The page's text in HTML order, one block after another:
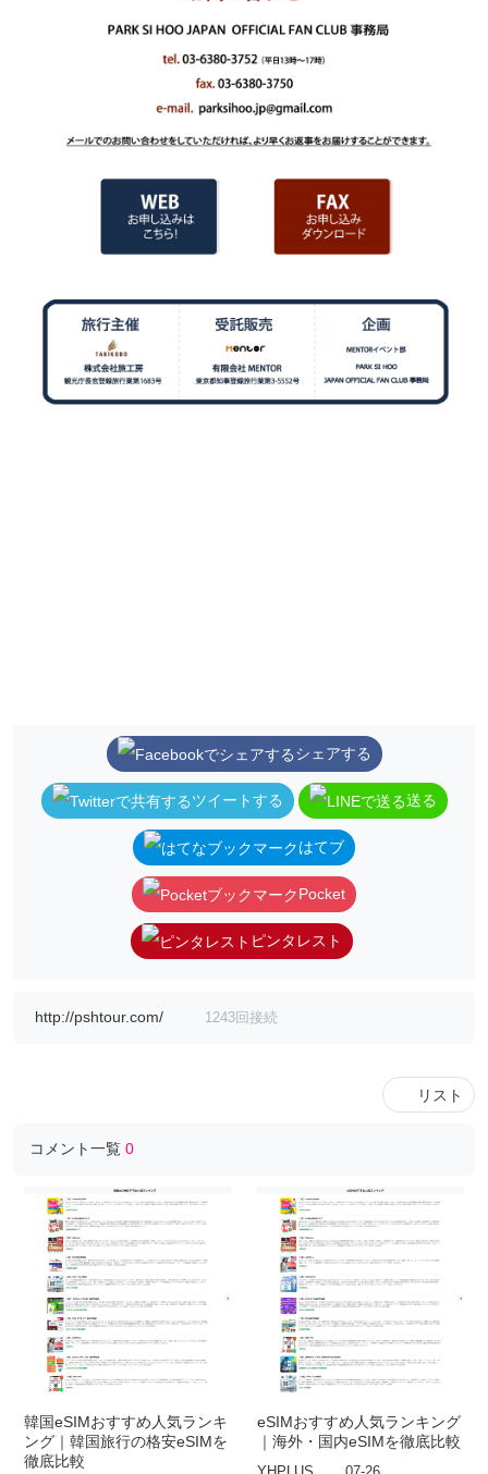
シェアする
ツイートする 送る
はてブ
Pocket
ピンタレスト
http://pshtour.com/ 1243回接続
リスト
コメント一覧 0
韓国eSIMおすすめ人気ランキ
ング｜韓国旅行の格安eSIMを
徹底比較
eSIMおすすめ人気ランキング
｜海外・国内eSIMを徹底比較